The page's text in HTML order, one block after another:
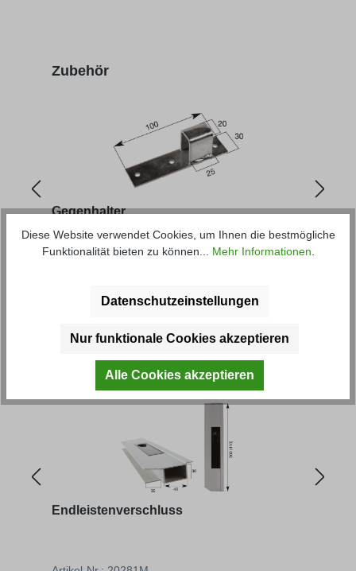
Produktgalerie überspringen
Zubehör
Gegenhalter
Regulärer Preis:
Produktgalerie überspringen
Kunden haben sich ebenfalls
angesehen
Endleistenverschluss
Diese Website verwendet Cookies, um Ihnen die bestmögliche
Funktionalität bieten zu können... Mehr Informationen
Datenschutzeinstellungen
Nur funktionale Cookies akzeptieren
Alle Cookies akzeptieren